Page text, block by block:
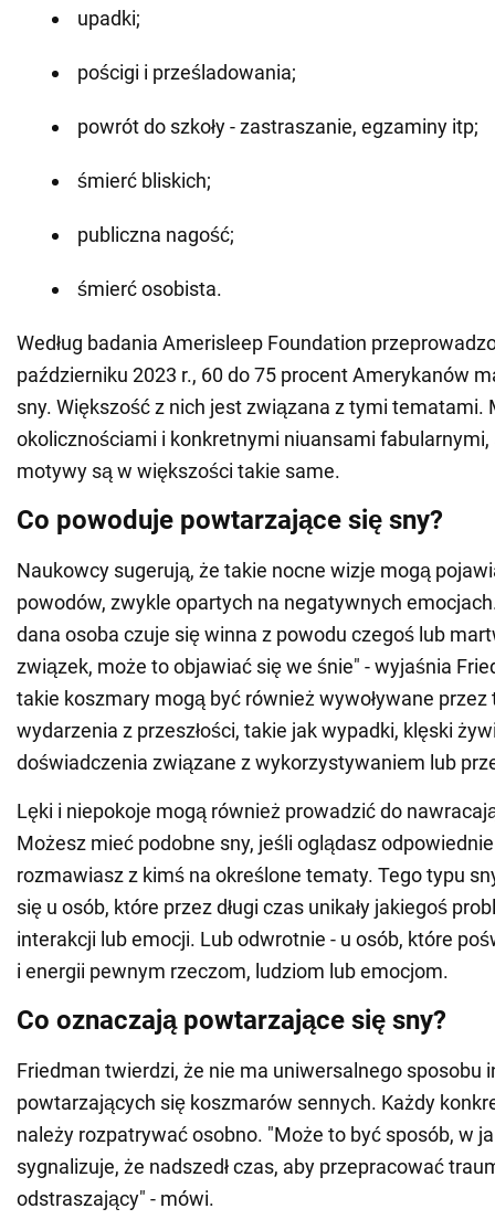
upadki;
pościgi i prześladowania;
powrót do szkoły - zastraszanie, egzaminy itp;
śmierć bliskich;
publiczna nagość;
śmierć osobista.
Według badania Amerisleep Foundation
październiku 2023 r., 60 do 75 procent Amerykanów
sny. Większość z nich jest związana z tymi tematami.
okolicznościami i konkretnymi niuansami
motywy są w większości takie same.
Co powoduje powtarzające się sny?
Naukowcy sugerują, że takie nocne wizje mogą
powodów, zwykle opartych na negatywnych
dana osoba czuje się winna z powodu czegoś lub
związek, może to objawiać się we śnie" - wyjaśnia
takie koszmary mogą być również wywoływane
wydarzenia z przeszłości, takie jak wypadki, klęski
doświadczenia związane z wykorzystywaniem lub
Lęki i niepokoje mogą również prowadzić do
Możesz mieć podobne sny, jeśli oglądasz
rozmawiasz z kimś na określone tematy. Tego typu
się u osób, które przez długi czas unikały jakiegoś
interakcji lub emocji. Lub odwrotnie - u osób, które
i energii pewnym rzeczom, ludziom lub emocjom.
Co oznaczają powtarzające się sny?
Friedman twierdzi, że nie ma uniwersalnego sposobu
powtarzających się koszmarów sennych. Każdy
należy rozpatrywać osobno. "Może to być sposób, w
sygnalizuje, że nadszedł czas, aby przepracować
odstraszający" - mówi.